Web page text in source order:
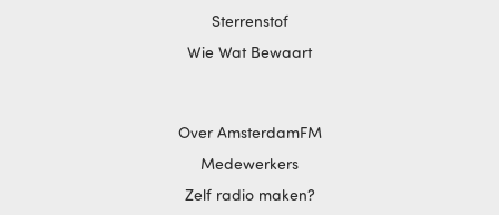
Sterrenstof
Wie Wat Bewaart
Over AmsterdamFM
Medewerkers
Zelf radio maken?